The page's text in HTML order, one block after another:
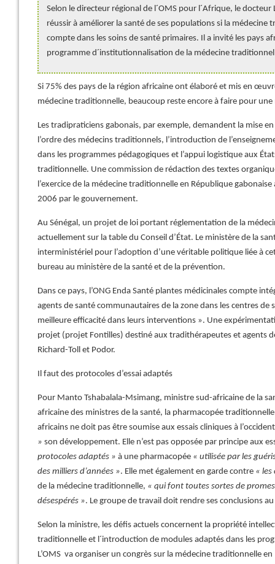
Selon le directeur régional de l´OMS pour l´Afrique, le
réussir à améliorer la santé de ses populations si la médecine
compte dans les soins de santé primaires. Il a invité les pays
programme d´institutionnalisation de la médecine
Si 75% des pays de la région africaine ont élaboré et mis en
médecine traditionnelle, beaucoup reste encore à faire pour une
Les tradipraticiens gabonais, par exemple, demandent la mise
l’ordre des médecins traditionnels, l’introduction de
dans les programmes pédagogiques et l’appui logistique aux
traditionnelle. Une commission de rédaction des textes
l’exercice de la médecine traditionnelle en République gabonaise
2006 par le gouvernement.
Au Sénégal, un projet de loi portant réglementation de la
actuellement sur la table du Conseil d’État. Le ministère de la
interministériel pour l’adoption d’une véritable politique liée à
bureau au ministère de la santé et de la prévention.
Dans ce pays, l’ONG Enda Santé plantes médicinales compte
agents de santé communautaires de la zone dans les centres de
meilleure efficacité dans leurs interventions ». Une
projet (projet Fontilles) destiné aux tradithérapeutes et agents
Richard-Toll et Podor.
Il faut des protocoles d’essai adaptés
Pour Manto Tshabalala-Msimang, ministre sud-africaine de la
africaine des ministres de la santé, la pharmacopée
africains ne doit pas être soumise aux essais cliniques à
» son développement. Elle n’est pas opposée par principe aux
protocoles adaptés » à une pharmacopée « utilisée par les
des milliers d’années ». Elle met également en garde contre « les
de la médecine traditionnelle, « qui font toutes sortes de
désespérés ». Le groupe de travail doit rendre ses conclusions
Selon la ministre, les défis actuels concernent la propriété
traditionnelle et l´introduction de modules adaptés dans les
L’OMS va organiser un congrès sur la médecine traditionnelle